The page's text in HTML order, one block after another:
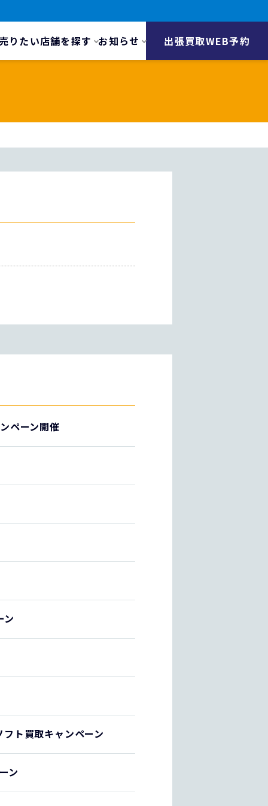
りたい店舗を探す お知らせ 出張買取WEB予約
ペーン開催
ン
ト買取キャンペーン
ン